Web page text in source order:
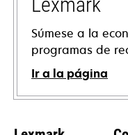
Súmese a la
programas de
Ir a la página